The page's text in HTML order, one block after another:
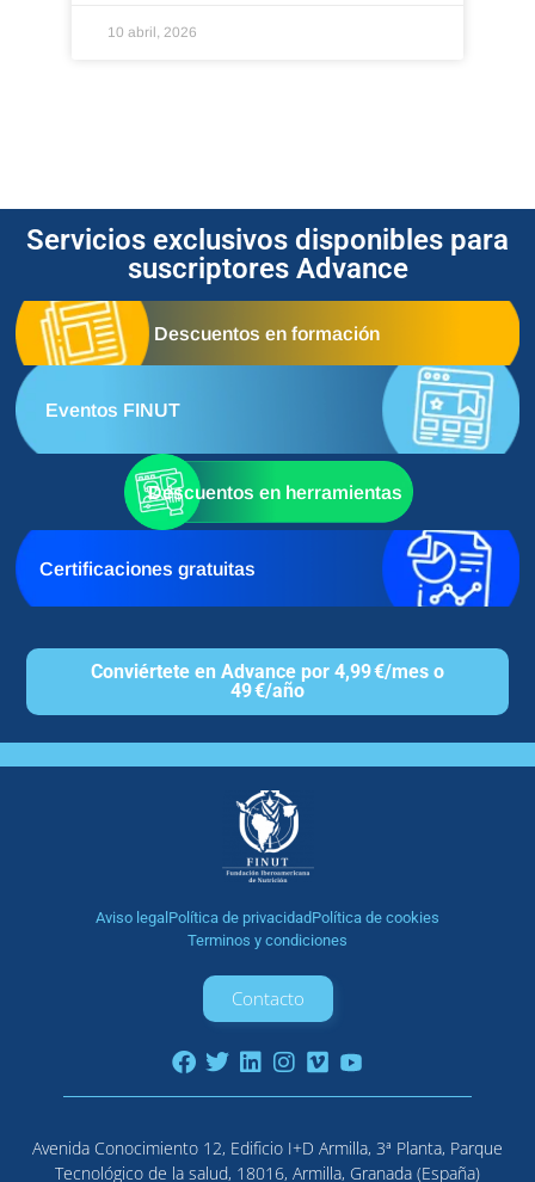
10 abril, 2026
Servicios exclusivos disponibles para
suscriptores Advance
Descuentos en formación
Eventos FINUT
Descuentos en herramientas
Certificaciones gratuitas
Conviértete en Advance por 4,99 €/mes o
49 €/año
Aviso legal Política de privacidadPolítica de cookies
Terminos y condiciones
Contacto
Avenida Conocimiento 12, Edificio I+D Armilla, 3ª Planta, Parque
Tecnológico de la salud, 18016, Armilla, Granada (España)